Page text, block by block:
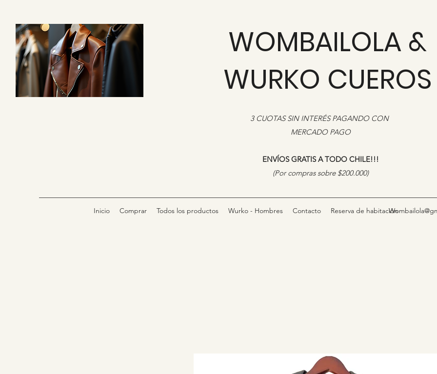
WOMBAILOLA &
WURKO CUEROS
3 CUOTAS SIN INTERÉS PAGANDO CON
MERCADO PAGO
ENVÍOS GRATIS A TODO CHILE!!!
​(Por compras sobre $200.000)
Inicio Comprar Todos los productos Wurko - Hombres Contacto Reserva de habitación